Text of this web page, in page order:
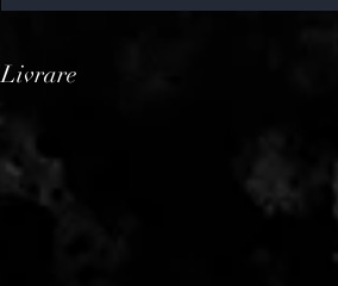
Livrare
confirmarii comenzii de catre Seller.